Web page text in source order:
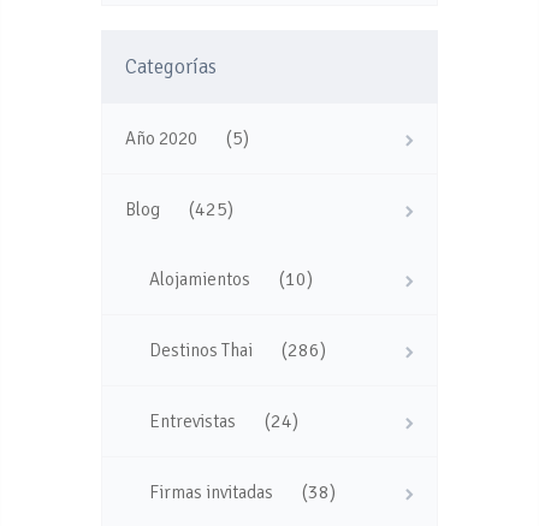
Categorías
Año 2020 (5)
Blog (425)
Alojamientos (10)
Destinos Thai (286)
Entrevistas (24)
Firmas invitadas (38)